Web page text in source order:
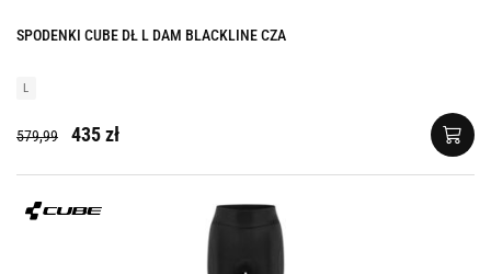
SPODENKI CUBE DŁ L DAM BLACKLINE CZA
L
579,99 435 zł